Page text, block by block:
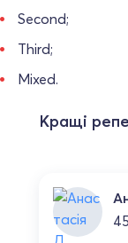
Second;
Third;
Mixed.
Кращі